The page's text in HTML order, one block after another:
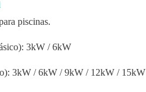
piscinas.
3kW / 6kW
3kW / 6kW / 9kW / 12kW / 15kW